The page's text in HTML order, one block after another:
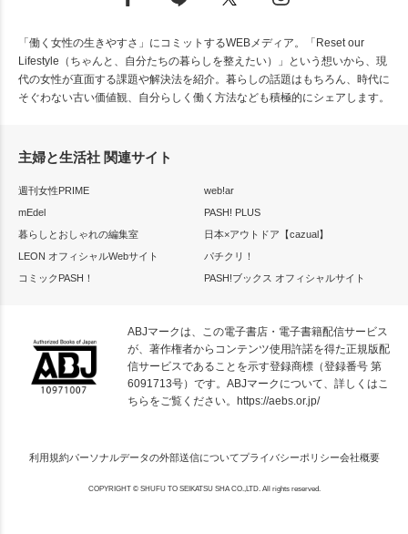
「働く女性の生きやすさ」にコミットするWEBメディア。「Reset our
Lifestyle（ちゃんと、自分たちの暮らしを整えたい）」という想いから、現
代の女性が直面する課題や解決法を紹介。暮らしの話題はもちろん、時代に
そぐわない古い価値観、自分らしく働く方法なども積極的にシェアします。
主婦と生活社 関連サイト
週刊女性PRIME
web!ar
mEdel
PASH! PLUS
暮らしとおしゃれの編集室
日本×アウトドア【cazual】
LEON オフィシャルWebサイト
パチクリ！
コミックPASH！
PASH!ブックス オフィシャルサイト
ABJマークは、この電子書店・電子書籍配信サービス
が、著作権者からコンテンツ使用許諾を得た正規版配
信サービスであることを示す登録商標（登録番号 第
6091713号）です。ABJマークについて、詳しくはこ
ちらをご覧ください。 https://aebs.or.jp/
利用規約パーソナルデータの外部送信についてプライバシーポリシー会社概要
COPYRIGHT © SHUFU TO SEIKATSU SHA CO.,LTD. All rights reserved.